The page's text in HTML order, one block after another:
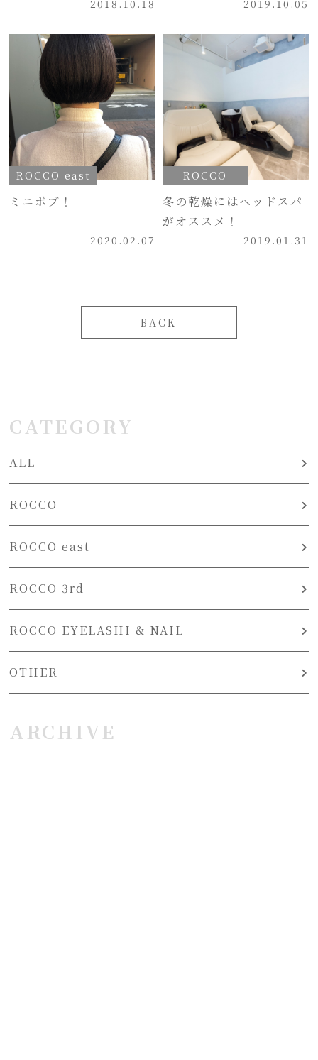
2018.10.18 2019.10.05
ROCCO east
ミニボブ！
2020.02.07
ROCCO
冬の乾燥にはヘッドスパ
がオススメ！
2019.01.31
BACK
CATEGORY
ALL
ROCCO
ROCCO east
ROCCO 3rd
ROCCO EYELASHI & NAIL
OTHER
ARCHIVE